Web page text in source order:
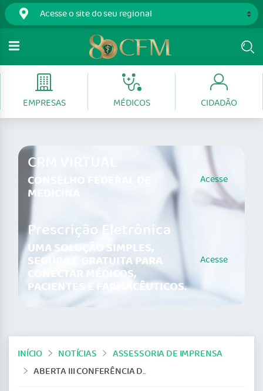
EMPRESAS MÉDICOS CIDADÃO
CRM VIRTUAL
CONSELHO FEDERAL DE
MEDICINA
Acesse
Prescrição Eletrônica
UMA SOLUÇÃO SIMPLES,
SEGURA E GRATUITA PARA
CONECTAR MÉDICOS,
PACIENTES E FARMACÊUTICOS.
Acesse
INÍCIO NOTÍCIAS
ASSESSORIA DE IMPRENSA
ABERTA III CONFERÊNCIA DE ÉTICA MÉDICA. ACOMPANHE AO VIVO